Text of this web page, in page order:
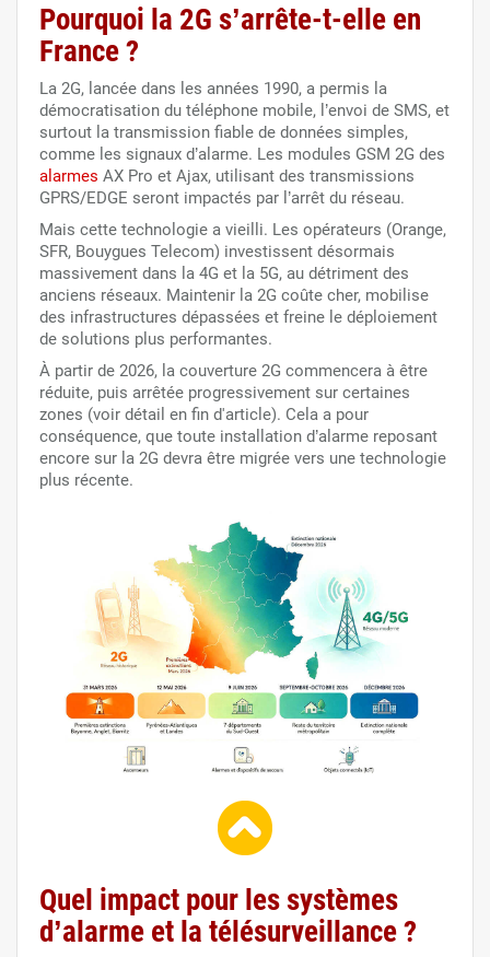
Pourquoi la 2G s’arrête-t-elle en
France ?
La 2G, lancée dans les années 1990, a permis la
démocratisation du téléphone mobile, l’envoi de SMS, et
surtout la transmission fiable de données simples,
comme les signaux d’alarme. Les modules GSM 2G des
alarmes AX Pro et Ajax, utilisant des transmissions
GPRS/EDGE seront impactés par l’arrêt du réseau.
Mais cette technologie a vieilli. Les opérateurs (Orange,
SFR, Bouygues Telecom) investissent désormais
massivement dans la 4G et la 5G, au détriment des
anciens réseaux. Maintenir la 2G coûte cher, mobilise
des infrastructures dépassées et freine le déploiement
de solutions plus performantes.
À partir de 2026, la couverture 2G commencera à être
réduite, puis arrêtée progressivement sur certaines
zones (voir détail en fin d'article). Cela a pour
conséquence, que toute installation d’alarme reposant
encore sur la 2G devra être migrée vers une technologie
plus récente.
Quel impact pour les systèmes
d’alarme et la télésurveillance ?